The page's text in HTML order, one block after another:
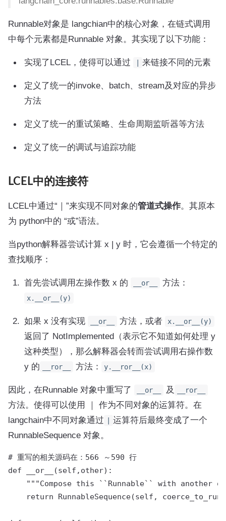
Runnable对象是 langchian中的核心对象，在链式调用
中每个元素都是Runnable 对象。其实现了以下功能：
实现了LCEL，使得可以通过 来链接不同的元素
定义了统一的invoke、batch、stream及对应的异步
方法
定义了统一的重试策略、生命周期监听器等方法
定义了统一的调试与追踪功能
LCEL中的连接符
LCEL中通过“｜”来实现不同对象的管道式操作。其原本
为 python中的 “或”语法。
当python解释器尝试计算 x | y 时，它会遵循一个特定的
查找顺序：
首先尝试调用左操作数 x 的 __or__ 方法：
x.__or__(y)
如果 x 没有实现 __or__ 方法，或者 x.__or__(y)
返回了 NotImplemented（表示它不知道如何处理 y
这种类型），那么解释器会转而尝试调用右操作数
y 的
__ror__ 方法： y.__ror__(x)
因此，在Runnable 对象中重写了 __or__ 及 __ror__
方法。使得可以使用 ｜ 作为不同对象的运算符。在
langchain中不同对象通过
运算符后最终变成了一个
RunnableSequence 对象。
# 重写的相关源码在：566 ～590 行
def __or__(self,other):
"""Compose this ``Runnable`` with another
return RunnableSequence(self,